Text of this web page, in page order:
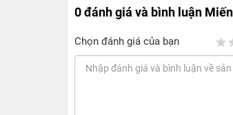
0 đánh giá và bình luận
Chọn đánh giá của bạn